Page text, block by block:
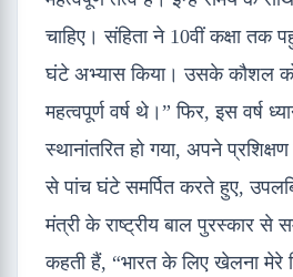
चाहिए। संहिता ने 10वीं कक्षा तक
घंटे अभ्यास किया। उसके कौशल
महत्वपूर्ण वर्ष थे।” फिर, इस वर्ष
स्थानांतरित हो गया, अपने
से पांच घंटे समर्पित करते हुए,
मंत्री के राष्ट्रीय बाल पुरस्कार से
कहती हैं, “भारत के लिए खेलना मेरे